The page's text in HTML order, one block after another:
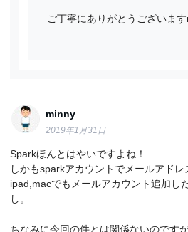
ご丁寧にありがとうございま
minny
2019年1月31日
Sparkほんとはやいですよね！
しかもsparkアカウントでメールアド
ipad,macでもメールアカウント追加し
し。
ちなみに今回の件とは関係ないのです